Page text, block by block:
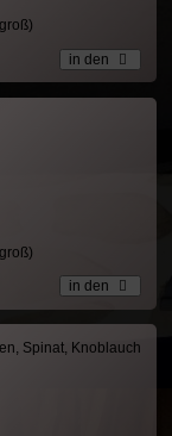
in den
in den
Spinat, Knoblauch